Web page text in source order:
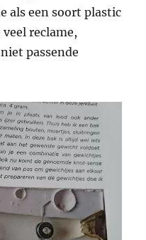
als een soort plastic
reclame,
passende